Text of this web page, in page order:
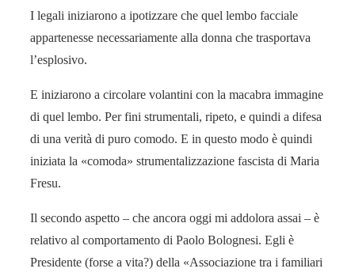
I legali iniziarono a ipotizzare che quel lembo facciale
appartenesse necessariamente alla donna che trasportava
l’esplosivo.
E iniziarono a circolare volantini con la macabra immagine
di quel lembo. Per fini strumentali, ripeto, e quindi a difesa
di una verità di puro comodo. E in questo modo è quindi
iniziata la «comoda» strumentalizzazione fascista di Maria
Fresu.
Il secondo aspetto – che ancora oggi mi addolora assai – è
relativo al comportamento di Paolo Bolognesi. Egli è
Presidente (forse a vita?) della «Associazione tra i familiari